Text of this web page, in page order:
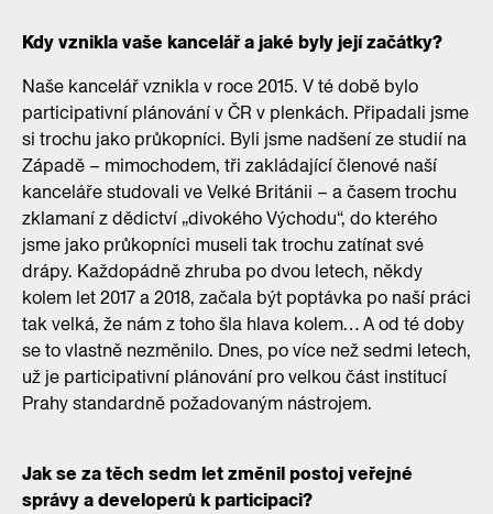
Kdy vznikla vaše kancelář a jaké byly její začátky?
Naše kancelář vznikla v roce 2015. V té době bylo
participativní plánování v ČR v plenkách. Připadali jsme
si trochu jako průkopníci. Byli jsme nadšení ze studií na
Západě – mimochodem, tři zakládající členové naší
kanceláře studovali ve Velké Británii – a časem trochu
zklamaní z dědictví „divokého Východu“, do kterého
jsme jako průkopníci museli tak trochu zatínat své
drápy. Každopádně zhruba po dvou letech, někdy
kolem let 2017 a 2018, začala být poptávka po naší práci
tak velká, že nám z toho šla hlava kolem… A od té doby
se to vlastně nezměnilo. Dnes, po více než sedmi letech,
už je participativní plánování pro velkou část institucí
Prahy standardně požadovaným nástrojem.
Jak se za těch sedm let změnil postoj veřejné
správy a developerů k participaci?